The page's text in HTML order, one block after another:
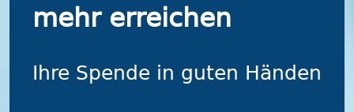
mehr erreichen
Ihre Spende in guten Händen